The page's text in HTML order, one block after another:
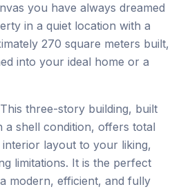
you have always dreamed
in a quiet location with a
270 square meters built,
into your ideal home or a
three-story building, built
a shell condition, offers total
layout to your liking,
limitations. It is the perfect
modern, efficient, and fully